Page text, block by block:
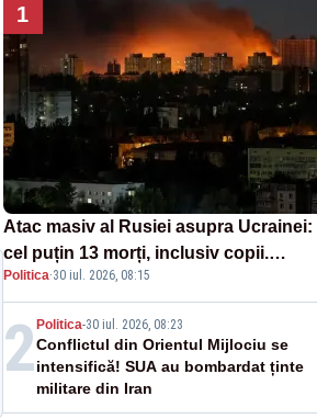
1
Atac masiv al Rusiei asupra Ucrainei:
cel puțin 13 morți, inclusiv copii.
Polonia a ridicat avioanele de
vânătoare
Politica·30 iul. 2026, 08:15
2 Politica-30 iul. 2026, 08:23
Conflictul din Orientul Mijlociu se
intensifică! SUA au bombardat ținte
militare din Iran